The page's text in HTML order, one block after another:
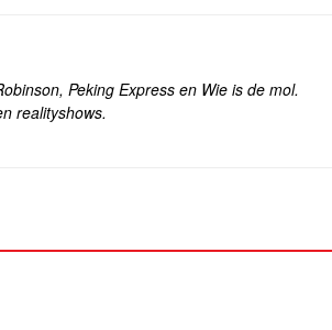
Peking Express en Wie is de mol.
realityshows.